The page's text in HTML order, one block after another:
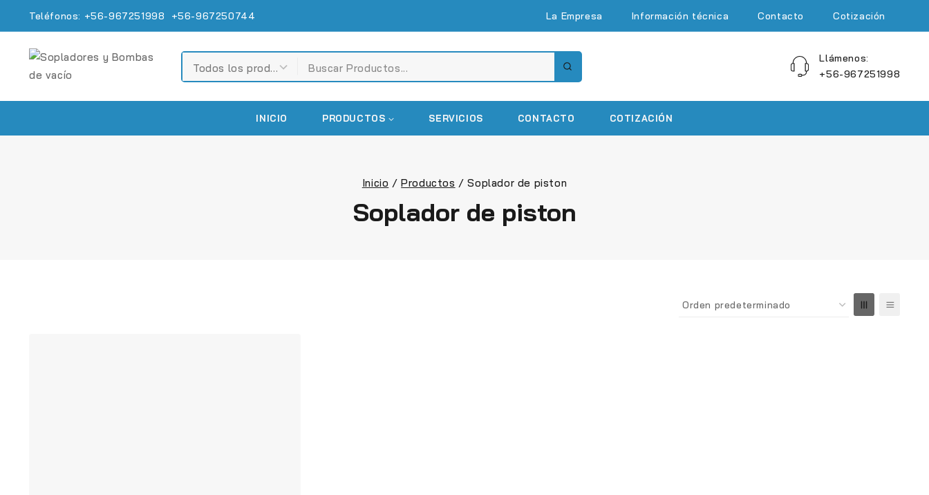
Teléfonos: +56-967251998 +56-967250744 La Empresa Información técnica Contacto Cotización
Llámenos:
+56-967251998
INICIO PRODUCTOS SERVICIOS CONTACTO COTIZACIÓN
Inicio / Productos / Soplador de piston
Soplador de piston